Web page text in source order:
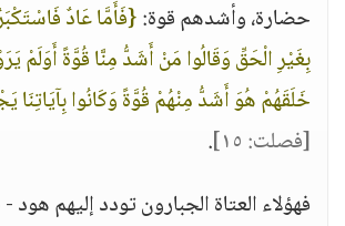
حضارة، وأشدهم قوة:{فَأَمَّا عَادٌ
بِغَيْرِ الْحَقِّ وَقَالُوا مَنْ أَشَدُّ مِنَّا قُوَّةً أَوَلَمْ
خَلَقَهُمْ هُوَ أَشَدُّ مِنْهُمْ قُوَّةً وَكَانُوا
[فصلت: ١٥]
.
فهؤلاء العتاة الجبارون تودد إليهم هود